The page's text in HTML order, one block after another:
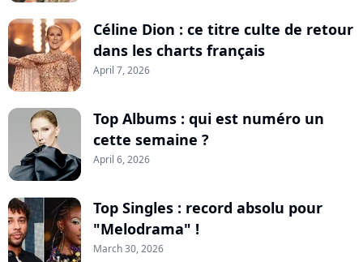
Céline Dion : ce titre culte de retour
dans les charts français
April 7, 2026
Top Albums : qui est numéro un
cette semaine ?
April 6, 2026
Top Singles : record absolu pour
"Melodrama" !
March 30, 2026